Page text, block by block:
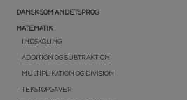
DANSK SOM ANDETSPROG
MATEMATIK
INDSKOLING
ADDITION OG SUBTRAKTION
MULTIPLIKATION OG DIVISION
TEKSTOPGAVER